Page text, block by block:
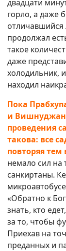
двадцати
горло, а даже
продолжал
такое
даже
холодильник,
находил
Пока
и
проведения
такова: все
повторяя
немало сил на
санкиртаны.
«Обратно к
знать, кто
за то, чтобы
Приехав на
преданных и